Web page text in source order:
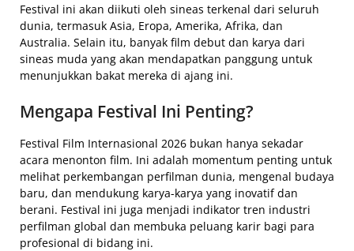
Festival ini akan diikuti oleh sineas terkenal dari seluruh
dunia, termasuk Asia, Eropa, Amerika, Afrika, dan
Australia. Selain itu, banyak film debut dan karya dari
sineas muda yang akan mendapatkan panggung untuk
menunjukkan bakat mereka di ajang ini.
Mengapa Festival Ini Penting?
Festival Film Internasional 2026 bukan hanya sekadar
acara menonton film. Ini adalah momentum penting untuk
melihat perkembangan perfilman dunia, mengenal budaya
baru, dan mendukung karya-karya yang inovatif dan
berani. Festival ini juga menjadi indikator tren industri
perfilman global dan membuka peluang karir bagi para
profesional di bidang ini.